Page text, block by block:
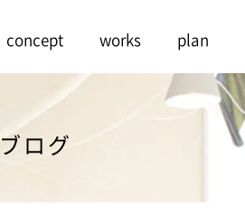
concept works plan
ブログ